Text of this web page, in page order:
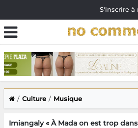
S'inscrire
Culture Musique
Imiangaly « À Mada on est trop